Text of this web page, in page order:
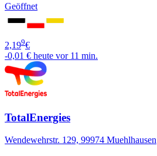
Geöffnet
2,199€
-0,01 € heute vor 11 min.
TotalEnergies
Wendewehrstr. 129, 99974 Muehlhausen